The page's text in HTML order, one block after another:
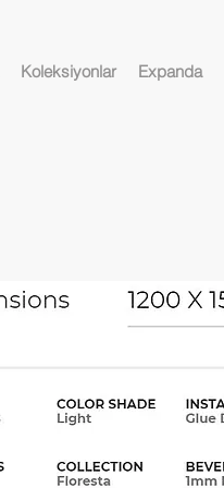
Koleksiyonlar Expanda